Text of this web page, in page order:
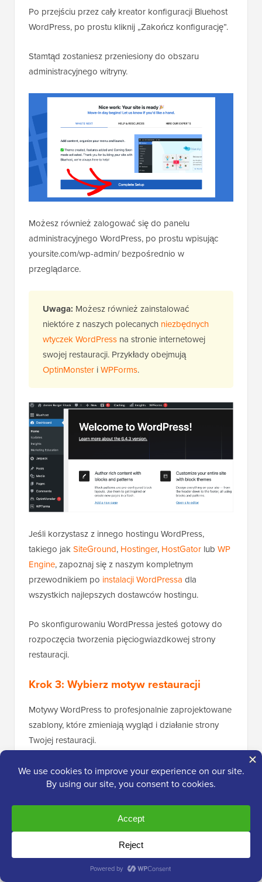
Po przejściu przez cały kreator konfiguracji Bluehost
WordPress, po prostu kliknij „Zakończ konfigurację”.
Stamtąd zostaniesz przeniesiony do obszaru
administracyjnego witryny.
Możesz również zalogować się do panelu
administracyjnego WordPress, po prostu wpisując
yoursite.com/wp-admin/ bezpośrednio w
przeglądarce.
Uwaga: Możesz również zainstalować
niektóre z naszych polecanych niezbędnych
wtyczek WordPress na stronie internetowej
swojej restauracji. Przykłady obejmują
OptinMonster iWPForms.
Jeśli korzystasz z innego hostingu WordPress,
takiego jakSiteGround, Hostinger, HostGator lub WP
Engine, zapoznaj się z naszym kompletnym
przewodnikiem po instalacji WordPressa dla
wszystkich najlepszych dostawców hostingu.
Po skonfigurowaniu WordPressa jesteś gotowy do
rozpoczęcia tworzenia pięciogwiazdkowej strony
restauracji.
Krok 3: Wybierz motyw restauracji
Motywy WordPress to profesjonalnie zaprojektowane
szablony, które zmieniają wygląd i działanie strony
Twojej restauracji.
Domyślnie każda witryna WordPress jest
wyposażona w podstawowy motyw. Jeśli odwiedzisz